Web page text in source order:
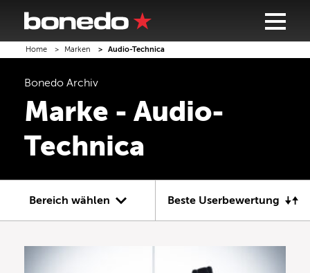
Home Marken Audio-Technica
Bonedo Archiv
Marke - Audio-
Technica
Bereich wählen
Gitarre
Beste Userbewertung